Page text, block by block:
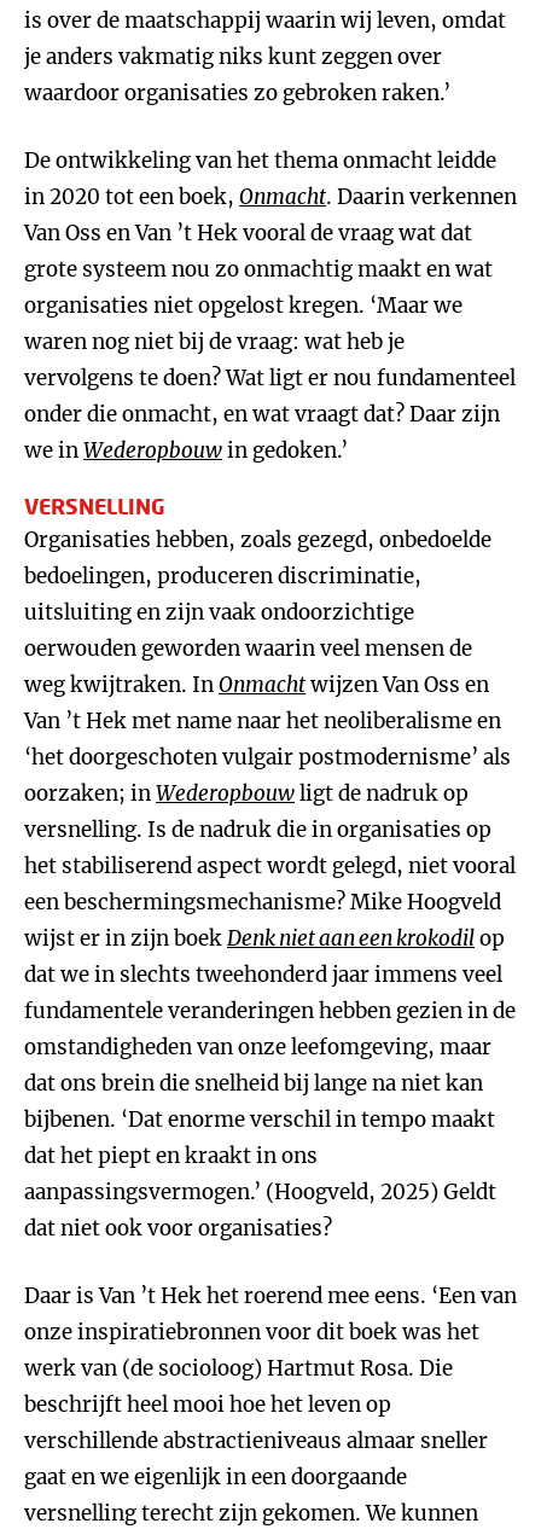
is over de maatschappij waarin wij leven, omdat
je anders vakmatig niks kunt zeggen over
waardoor organisaties zo gebroken raken.’
De ontwikkeling van het thema onmacht leidde
in 2020 tot een boek, Onmacht. Daarin verkennen
Van Oss en Van ’t Hek vooral de vraag wat dat
grote systeem nou zo onmachtig maakt en wat
organisaties niet opgelost kregen. ‘Maar we
waren nog niet bij de vraag: wat heb je
vervolgens te doen? Wat ligt er nou fundamenteel
onder die onmacht, en wat vraagt dat? Daar zijn
we inWederopbouwin gedoken.’
VERSNELLING
Organisaties hebben, zoals gezegd, onbedoelde
bedoelingen, produceren discriminatie,
uitsluiting en zijn vaak ondoorzichtige
oerwouden geworden waarin veel mensen de
weg kwijtraken. InOnmachtwijzen Van Oss en
Van ’t Hek met name naar het neoliberalisme en
‘het doorgeschoten vulgair postmodernisme’ als
oorzaken; inWederopbouwligt de nadruk op
versnelling. Is de nadruk die in organisaties op
het stabiliserend aspect wordt gelegd, niet vooral
een beschermingsmechanisme? Mike Hoogveld
wijst er in zijn boekDenk niet aan een krokodilop
dat we in slechts tweehonderd jaar immens veel
fundamentele veranderingen hebben gezien in de
omstandigheden van onze leefomgeving, maar
dat ons brein die snelheid bij lange na niet kan
bijbenen. ‘Dat enorme verschil in tempo maakt
dat het piept en kraakt in ons
aanpassingsvermogen.’ (Hoogveld, 2025) Geldt
dat niet ook voor organisaties?
Daar is Van ’t Hek het roerend mee eens. ‘Een van
onze inspiratiebronnen voor dit boek was het
werk van (de socioloog) Hartmut Rosa. Die
beschrijft heel mooi hoe het leven op
verschillende abstractieniveaus almaar sneller
gaat en we eigenlijk in een doorgaande
versnelling terecht zijn gekomen. We kunnen